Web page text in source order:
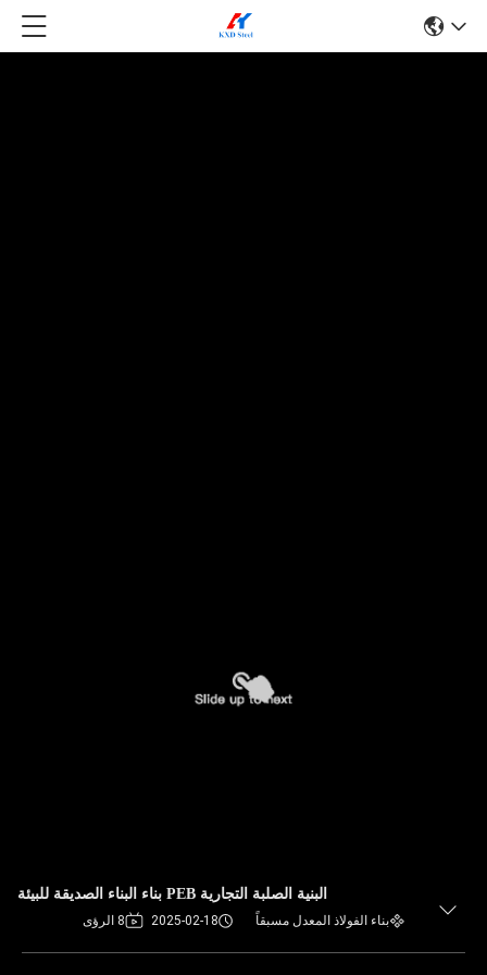
البنية الصلبة التجارية PEB بناء البناء الصديقة للبيئة
بناء الفولاذ المعدل مسبقاً 2025-02-18 8 الرؤى